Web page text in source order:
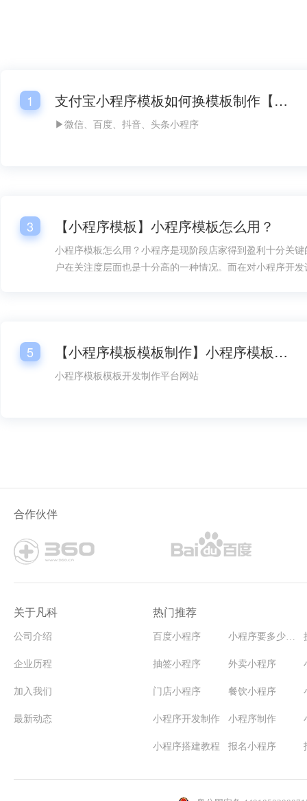
1 支付宝小程序模板如何换模板制作【支付宝小程序模板如何换模板怎么做】
▶微信、百度、抖音、头条小程序
3 【小程序模板】小程序模板怎么用？
小程序模板怎么用？小程序是现阶段店家得到盈利十分关
户在关注度层面也是十分高的一种情况。而在对小程序开
5 【小程序模板模板制作】小程序模板模板开发平台网站
小程序模板模板开发制作平台网站
合作伙伴
关于凡科
公司介绍
企业历程
加入我们
最新动态
热门推荐
百度小程序
抽签小程序 外卖小程序
门店小程序 餐饮小程序
小程序开发制作 小程序制作
小程序搭建教程 报名小程序